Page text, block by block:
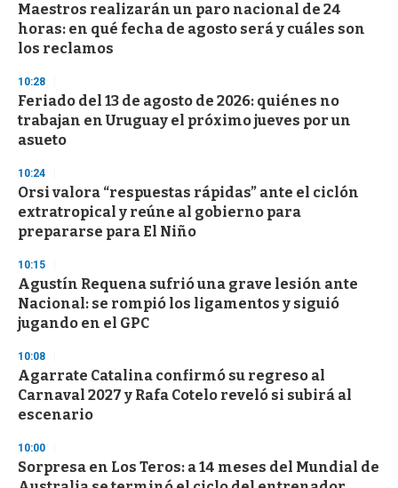
Maestros realizarán un paro nacional de 24
horas: en qué fecha de agosto será y cuáles son
los reclamos
10:28
Feriado del 13 de agosto de 2026: quiénes no
trabajan en Uruguay el próximo jueves por un
asueto
10:24
Orsi valora “respuestas rápidas” ante el ciclón
extratropical y reúne al gobierno para
prepararse para El Niño
10:15
Agustín Requena sufrió una grave lesión ante
Nacional: se rompió los ligamentos y siguió
jugando en el GPC
10:08
Agarrate Catalina confirmó su regreso al
Carnaval 2027 y Rafa Cotelo reveló si subirá al
escenario
10:00
Sorpresa en Los Teros: a 14 meses del Mundial de